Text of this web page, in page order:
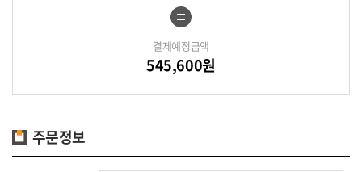
결제예정금액
545,600원
주문정보